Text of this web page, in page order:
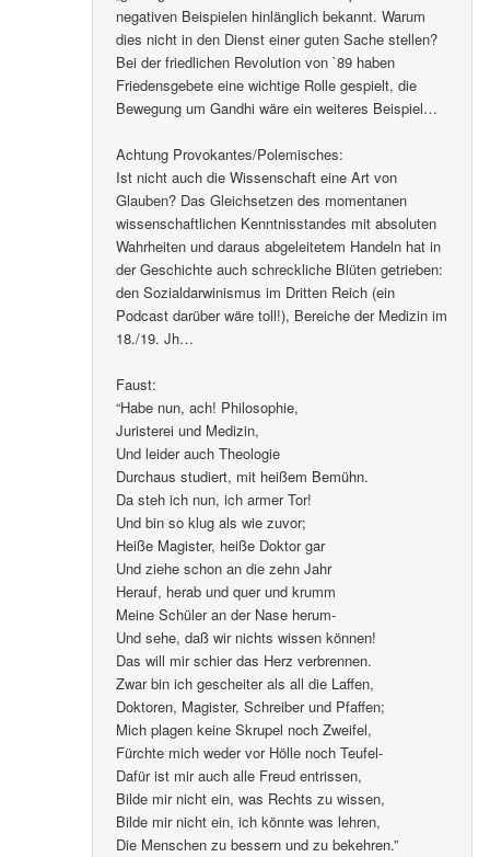
negativen Beispielen hinlänglich bekannt. Warum
dies nicht in den Dienst einer guten Sache stellen?
Bei der friedlichen Revolution von `89 haben
Friedensgebete eine wichtige Rolle gespielt, die
Bewegung um Gandhi wäre ein weiteres Beispiel…
Achtung Provokantes/Polemisches:
Ist nicht auch die Wissenschaft eine Art von
Glauben? Das Gleichsetzen des momentanen
wissenschaftlichen Kenntnisstandes mit absoluten
Wahrheiten und daraus abgeleitetem Handeln hat in
der Geschichte auch schreckliche Blüten getrieben:
den Sozialdarwinismus im Dritten Reich (ein
Podcast darüber wäre toll!), Bereiche der Medizin im
18./19. Jh…
Faust:
“Habe nun, ach! Philosophie,
Juristerei und Medizin,
Und leider auch Theologie
Durchaus studiert, mit heißem Bemühn.
Da steh ich nun, ich armer Tor!
Und bin so klug als wie zuvor;
Heiße Magister, heiße Doktor gar
Und ziehe schon an die zehn Jahr
Herauf, herab und quer und krumm
Meine Schüler an der Nase herum-
Und sehe, daß wir nichts wissen können!
Das will mir schier das Herz verbrennen.
Zwar bin ich gescheiter als all die Laffen,
Doktoren, Magister, Schreiber und Pfaffen;
Mich plagen keine Skrupel noch Zweifel,
Fürchte mich weder vor Hölle noch Teufel-
Dafür ist mir auch alle Freud entrissen,
Bilde mir nicht ein, was Rechts zu wissen,
Bilde mir nicht ein, ich könnte was lehren,
Die Menschen zu bessern und zu bekehren.”